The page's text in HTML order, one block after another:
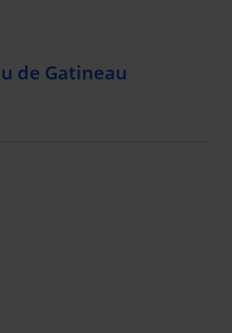
de Gatineau